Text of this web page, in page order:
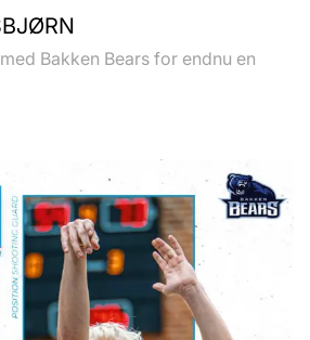
Bakken Bears for endnu en